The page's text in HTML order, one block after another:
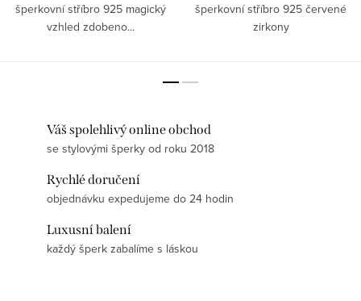
šperkovní stříbro 925 magický
vzhled zdobeno...
šperkovní stříbro 925 červené
zirkony
Váš spolehlivý online obchod
se stylovými šperky od roku 2018
Rychlé doručení
objednávku expedujeme do 24 hodin
Luxusní balení
každý šperk zabalíme s láskou